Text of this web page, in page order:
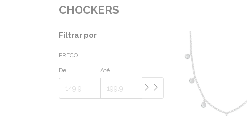
CHOCKERS
Filtrar por
PREÇO
De Até